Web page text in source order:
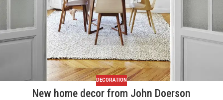
DECORATION
New home decor from John Doerson